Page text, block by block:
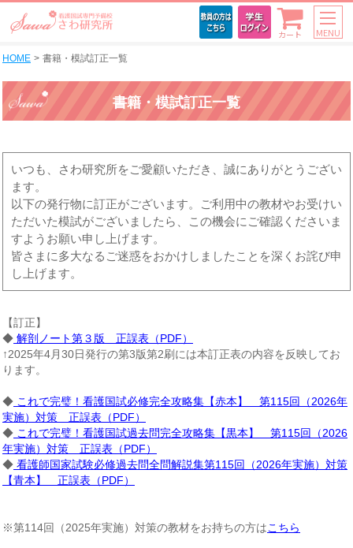
カート MENU
HOME 書籍・模試訂正一覧
書籍・模試訂正一覧
いつも、さわ研究所をご愛顧いただき、誠にありがとうござい
ます。
以下の発行物に訂正がございます。ご利用中の教材やお受けい
ただいた模試がございましたら、この機会にご確認くださいま
すようお願い申し上げます。
皆さまに多大なるご迷惑をおかけしましたことを深くお詫び申
し上げます。
【訂正】
◆ 解剖ノート第３版 正誤表（PDF）
↑2025年4月30日発行の第3版第2刷には本訂正表の内容を反映してお
ります。
◆ これで完璧！看護国試必修完全攻略集【赤本】 第115回（2026年
実施）対策 正誤表（PDF）
◆ これで完璧！看護国試過去問完全攻略集【黒本】 第115回（2026
年実施）対策 正誤表（PDF）
◆ 看護師国家試験必修過去問全問解説集第115回（2026年実施）対策
【青本】 正誤表（PDF）
※第114回（2025年実施）対策の教材をお持ちの方はこちら